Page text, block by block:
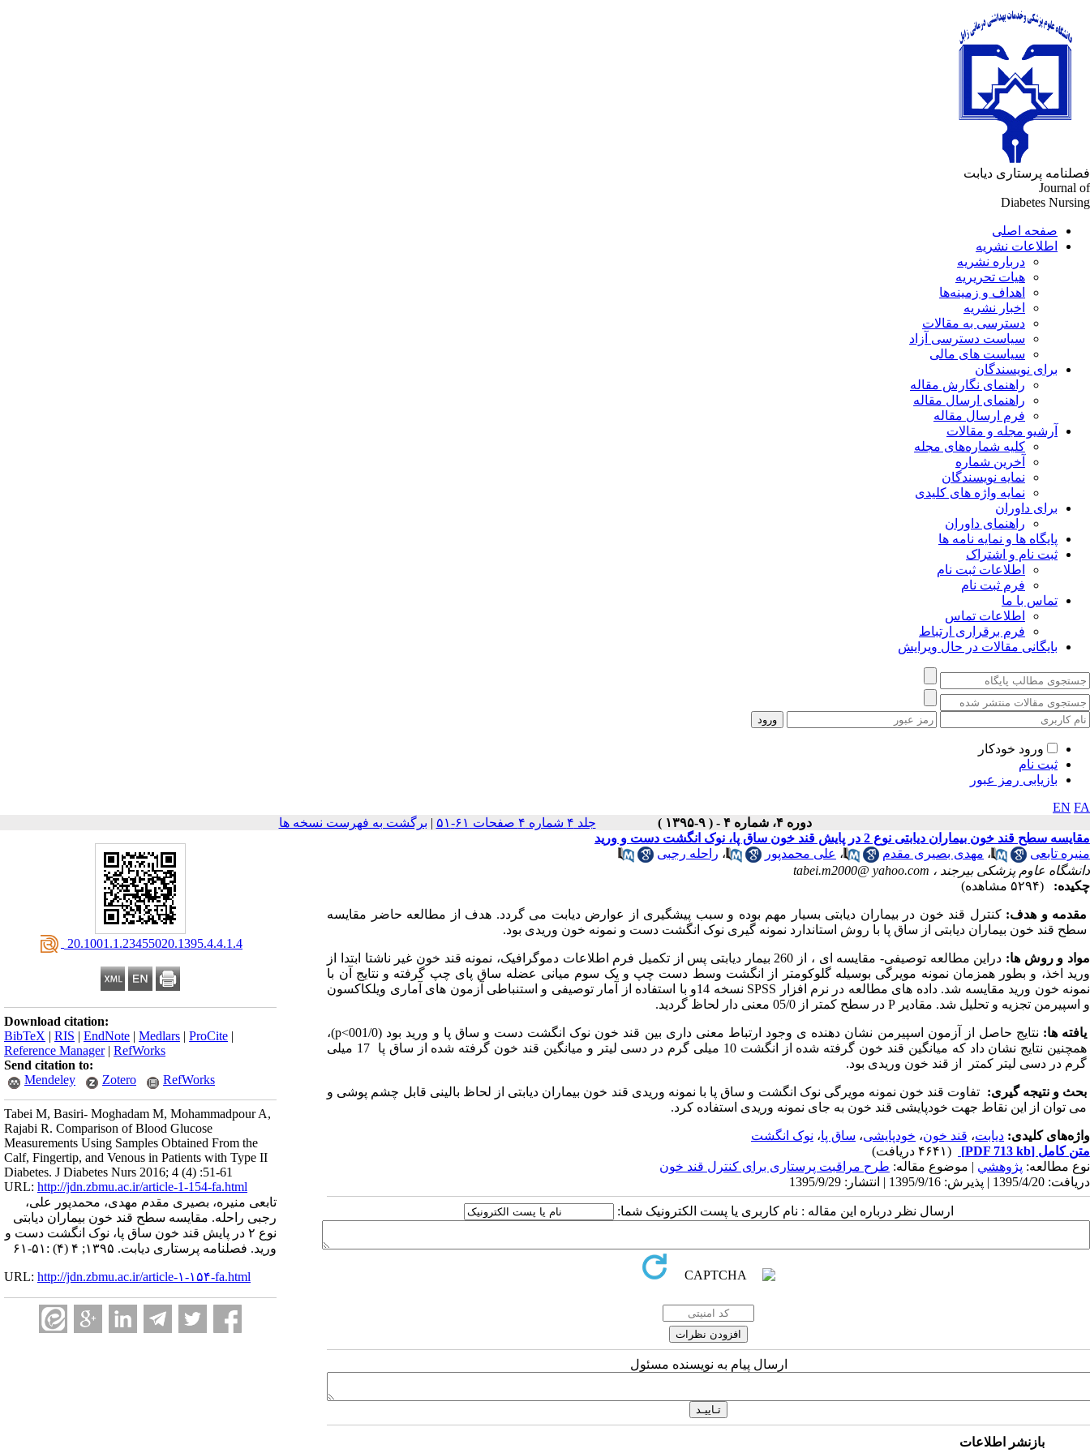
فصلنامه پرستاری دیابت
Journal of
Diabetes Nursing
صفحه اصلی
اطلاعات نشریه
درباره نشریه
هیات تحریریه
اهداف و زمینه‌ها
اخبار نشریه
دسترسی به مقالات
سیاست دسترسی آزاد
سیاست های مالی
برای نویسندگان
راهنمای نگارش مقاله
راهنمای ارسال مقاله
فرم ارسال مقاله
آرشیو مجله و مقالات
کلیه شماره‌های مجله
آخرین شماره
نمایه نویسندگان
نمایه واژه های کلیدی
برای داوران
راهنمای داوران
پایگاه ها و نمایه نامه ها
ثبت نام و اشتراک
اطلاعات ثبت نام
فرم ثبت نام
تماس با ما
اطلاعات تماس
فرم برقراری ارتباط
بایگانی مقالات در حال ویرایش
ورود خودکار
ثبت نام
بازیابی رمز عبور
EN FA
دوره ۴، شماره ۴ - ( ۹-۱۳۹۵ )
جلد ۴ شماره ۴ صفحات ۶۱-۵۱ | برگشت به فهرست نسخه ها
‎ 20.1001.1.23455020.1395.4.4.1.4
Download citation:
BibTeX | RIS | EndNote | Medlars | ProCite |
Reference Manager| RefWorks
Send citation to:
Mendeley
Zotero RefWorks
Tabei M, Basiri- Moghadam M, Mohammadpour A,
Rajabi R. Comparison of Blood Glucose
Measurements Using Samples Obtained From the
Calf, Fingertip, and Venous in Patients with Type II
Diabetes. J Diabetes Nurs 2016; 4 (4) :51-61
URL: http://jdn.zbmu.ac.ir/article-1-154-fa.html
تابعی منیره، بصیری مقدم مهدی، محمدپور علی،
رجبی راحله. مقایسه سطح قند خون بیماران دیابتی
نوع ۲ در پایش قند خون ساق پا، نوک انگشت دست و
ورید. فصلنامه پرستاری دیابت. ۱۳۹۵; ۴ (۴) :۵۱-۶۱
URL: http://jdn.zbmu.ac.ir/article-۱-۱۵۴-fa.html
مقایسه سطح قند خون بیماران دیابتی نوع 2 در پایش قند خون ساق پا، نوک انگشت دست و ورید
منیره تابعی
، مهدی بصیری مقدم ، علی محمدپور ، راحله رجبی
دانشگاه عاوم پزشکی بیرجند ، tabei.m2000@ yahoo.com
چکیده:
(۵۲۹۴ مشاهده)
مقدمه و هدف: کنترل قند خون در بیماران دیابتی بسیار مهم بوده و سبب پیشگیری از عوارض دیابت می گردد. هدف از مطالعه حاضر مقایسه
سطح قند خون بیماران دیابتی از ساق پا با روش استاندارد نمونه گیری نوک انگشت دست و نمونه خون وریدی بود.
مواد و روش ها:
دراین مطالعه توصیفی- مقایسه ای ، از 260 بیمار دیابتی پس از تکمیل فرم اطلاعات دموگرافیک، نمونه قند خون غیر ناشتا ابتدا از
ورید اخذ، و بطور همزمان نمونه مویرگی بوسیله گلوکومتر از انگشت وسط دست چپ و یک سوم میانی عضله ساق پای چپ گرفته و نتایج آن با
نمونه خون ورید مقایسه شد. داده های مطالعه در نرم افزار SPSS
نسخه 14و با استفاده از آمار توصیفی و استنباطی آزمون های آماری ویلکاکسون
و اسپیرمن تجزیه و تحلیل شد. مقادیر P در سطح کمتر از 05/0 معنی دار لحاظ گردید.
یافته ها: نتایج حاصل از آزمون اسپیرمن نشان دهنده ی وجود ارتباط معنی داری بین قند خون نوک انگشت دست و ساق پا و ورید بود (001/0> p)،
همچنین نتایج نشان داد که میانگین قند خون گرفته شده از انگشت 10 میلی گرم در دسی لیتر و میانگین قند خون گرفته شده از ساق پا 17 میلی
گرم در دسی لیتر کمتر از قند خون وریدی بود.
بحث و نتیجه گیری: تفاوت قند خون نمونه مویرگی نوک انگشت و ساق پا با نمونه وریدی قند خون بیماران دیابتی از لحاظ بالینی قابل چشم پوشی و
می توان از این نقاط جهت خودپایشی قند خون به جای نمونه وریدی استفاده کرد.
واژه‌های کلیدی: دیابت، قند خون، خودپایشی، ساق پا، نوک انگشت
متن کامل [PDF 713 kb]
(۴۶۴۱ دریافت)
نوع مطالعه: پژوهشي | موضوع مقاله: طرح مراقبت پرستاری برای کنترل قند خون
دریافت: 1395/4/20 | پذیرش: 1395/9/16 | انتشار: 1395/9/29
ارسال نظر درباره این مقاله : نام کاربری یا پست الکترونیک شما:
ارسال پیام به نویسنده مسئول
بازنشر اطلاعات